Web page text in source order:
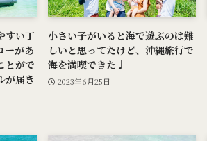
すい丁
ーがあ
とがで
が届き
小さい子がいると海で遊ぶのは難
しいと思ってたけど、沖縄旅行で
海を満喫できた♩
2023年6月25日